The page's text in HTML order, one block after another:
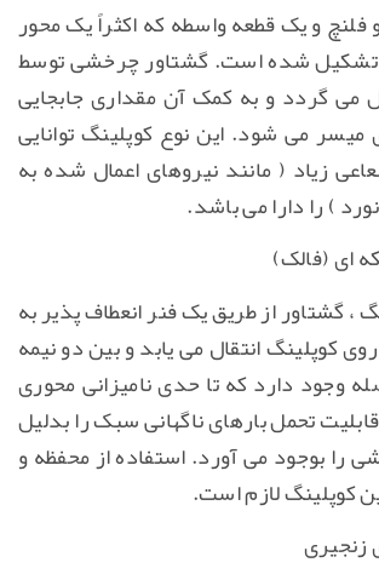
فلنچ و یک قطعه واسطه که اکثراً یک محور
تشکیل شده است. گشتاور چرخشی توسط
می گردد و به کمک آن مقداری جابجایی
میسر می شود. این نوع کوپلینگ توانایی
زیاد ( مانند نیروهای اعمال شده به
) را دارا می باشد.
، گشتاور از طریق یک فنر انعطاف پذیر به
کوپلینگ انتقال می یابد و بین دو نیمه
وجود دارد که تا حدی نامیزانی محوری
تحمل بارهای ناگهانی سبک را بدلیل
را بوجود می آورد. استفاده از محفظه و
کوپلینگ لازم است.